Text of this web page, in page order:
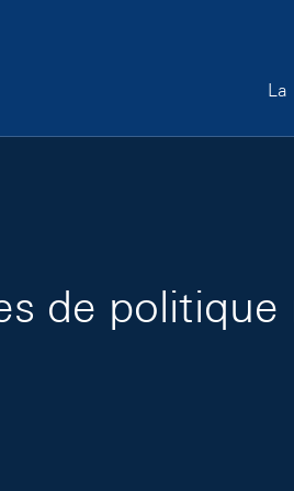
La
de